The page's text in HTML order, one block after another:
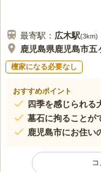
最寄駅： 広木駅(3km)
鹿児島県鹿児島市
檀家になる必要なし
おすすめポイント
四季を感じられる
墓石に拘ることが
鹿児島市にお住い